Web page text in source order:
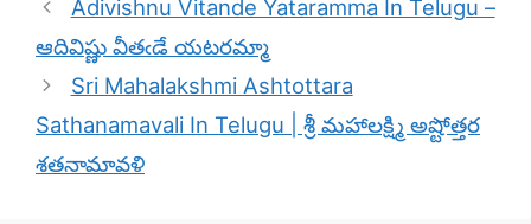
Adivishnu Vitande Yataramma In Telugu –
ఆదివిష్ణు వీతఁడే యటరమ్మా
Sri Mahalakshmi Ashtottara
Sathanamavali In Telugu | శ్రీ మహాలక్ష్మి అష్టోత్తర
శతనామావళి